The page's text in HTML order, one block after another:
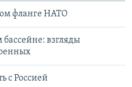
фланге НАТО
взгляды
с Россией